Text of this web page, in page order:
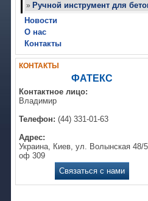
» Ручной инструмент для
Новости
О нас
Контакты
КОНТАКТЫ
ФАТЕКС
Контактное лицо:
Владимир
Телефон: (44) 331-01-63
Адрес:
Украина, Киев, ул. Волынская 48/
оф 309
Связаться с нами